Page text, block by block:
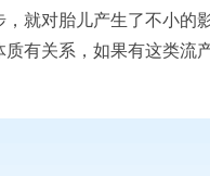
就对胎儿产生了不小的
有关系，如果有这类流